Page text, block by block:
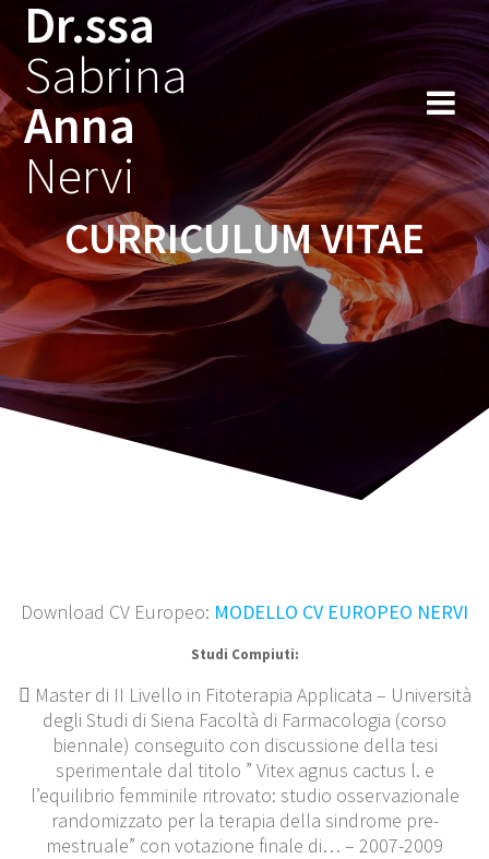
Salta
al
Dr.ssa
Sabrina
Anna
Nervi
CURRICULUM VITAE
Download CV Europeo: MODELLO CV EUROPEO NERVI
Studi Compiuti:
 Master di II Livello in Fitoterapia Applicata – Università
degli Studi di Siena Facoltà di Farmacologia (corso
biennale) conseguito con discussione della tesi
sperimentale dal titolo ” Vitex agnus cactus l. e
l’equilibrio femminile ritrovato: studio osservazionale
randomizzato per la terapia della sindrome pre-
mestruale” con votazione finale di… – 2007-2009